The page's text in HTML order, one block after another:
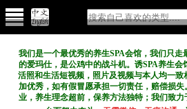
我们是一个最优秀的养生SPA会馆，我们只走
的爱玛仕，是公鸡中的战斗机。诱SPA养生
活照和生活短视频，照片及视频与本人均一
加优秀，如有假冒愿承担一切责任，赔偿损
业，养生理念超前，保养方法独特；我们致力